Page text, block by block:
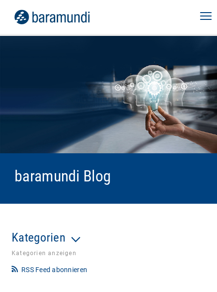
baramundi Blog
Kategorien
Kategorien anzeigen
RSS Feed abonnieren